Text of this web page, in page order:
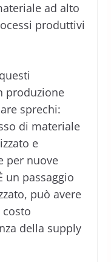
ad alto
produttivi
produzione
sprechi:
di materiale
e
per nuove
un passaggio
può avere
della supply